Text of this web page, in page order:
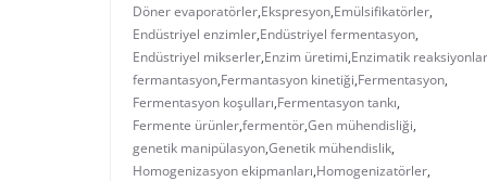
Döner evaporatörler,Ekspresyon,Emülsifikatörler,
Endüstriyel enzimler,Endüstriyel fermentasyon,
Endüstriyel mikserler,Enzim üretimi,Enzimatik reaksiyonlar
fermantasyon,Fermantasyon kinetiği,Fermentasyon,
Fermentasyon koşulları,Fermentasyon tankı,
Fermente ürünler,fermentör,Gen mühendisliği,
genetik manipülasyon,Genetik mühendislik,
Homogenizasyon ekipmanları,Homogenizatörler,